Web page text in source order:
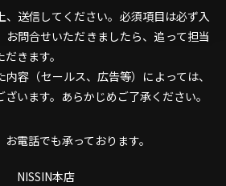
、送信してください。必須項目は必ず入
お問合せいただきましたら、追って担当
きます。
容（セールス、広告等）によっては、
います。あらかじめご了承ください。
電話でも承っております。
NISSIN本店